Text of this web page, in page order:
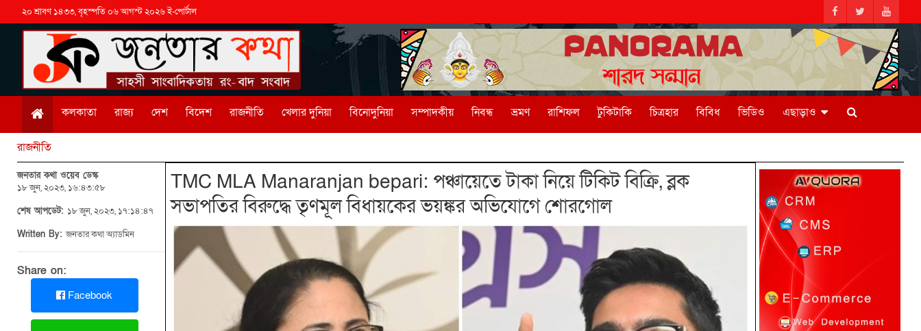
২০ শ্রাবণ ১৪৩৩, বৃহস্পতি ০৬ আগস্ট ২০২৬ ই-পোর্টাল
কলকাতা রাজ্য দেশ বিদেশ রাজনীতি খেলার দুনিয়া বিনোদুনিয়া সম্পাদকীয় নিবন্ধ ভ্রমণ রাশিফল টুকিটাকি চিত্রহার বিবিধ ভিডিও এছাড়াও
রাজনীতি
জনতার কথা ওয়েব ডেস্ক
১৮ জুন, ২০২৩, ১৬:৪৩:৫৮
শেষ আপডেট: ১৮ জুন, ২০২৩, ১৭:১৪:৪৭
Written By:জনতার কথা অ্যাডমিন
Share on:
Facebook
TMC MLA Manaranjan bepari: পঞ্চায়েতে টাকা নিয়ে টিকিট বিক্রি, ব্লক
সভাপতির বিরুদ্ধে তৃণমূল বিধায়কের ভয়ঙ্কর অভিযোগে শোরগোল